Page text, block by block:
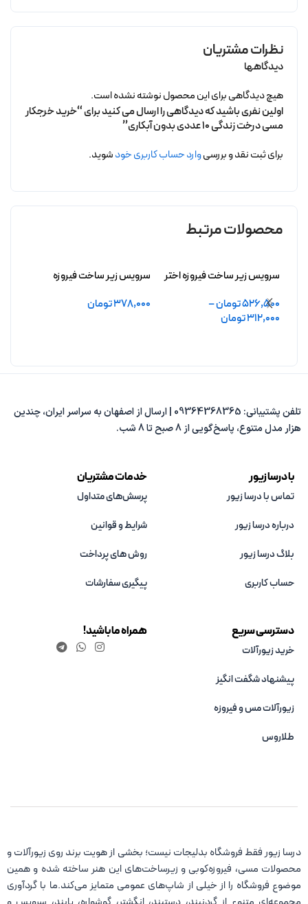
نظرات مشتریان
دیدگاهها
هیچ دیدگاهی برای این محصول نوشته نشده است.
اولین نفری باشید که دیدگاهی را ارسال می کنید برای “خرید خرجکار
مسی درخت زندگی 10 عددی بدون آبکاری”
برای ثبت نقد و بررسیوارد حساب کاربری خودشوید.
محصولات مرتبط
سرویس زیر ساخت فیروزه اختر
526,500تومان–
312,000تومان
سرویس زیر ساخت فیروزه
378,000تومان
تلفن پشتیبانی: 09364368365 | ارسال از اصفهان به سراسر ایران، چندین
هزار مدل متنوع، پاسخ‌گویی از 8 صبح تا 8 شب.
با درسا زیور
تماس با درسا زیور
درباره درسا زیور
بلاگ درسا زیور
حساب کاربری
خدمات مشتریان
پرسش‌های متداول
شرایط و قوانین
روش های پرداخت
پیگیری سفارشات
دسترسی سریع
خرید زیورآلات
پیشنهاد شگفت انگیز
زیورآلات مس و فیروزه‌
طلاروس
همراه ما باشید!
درسا زیور فقط فروشگاه بدلیجات نیست؛ بخشی از هویت برند روی زیورآلات و
محصولات مسی، فیروزه‌کوبی و زیرساخت‌های این هنر ساخته شده و همین
موضوع فروشگاه را از خیلی از شاپ‌های عمومی متمایز می‌کند.ما با گردآوری